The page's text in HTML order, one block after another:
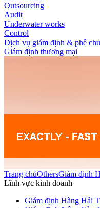
Outsourcing
Audit
Underwater works
Control
Dịch vụ giám định & phê
Giám định thương mại
Trang chủOthersGiám định
Lĩnh vực kinh doanh
Giám định Hàng Hải